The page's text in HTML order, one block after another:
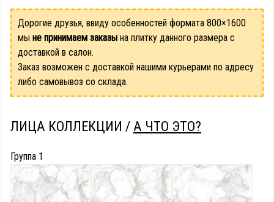
Дорогие друзья, ввиду особенностей формата 800×1600
мы не принимаем заказы на плитку данного размера с
доставкой в салон.
Заказ возможен с доставкой нашими курьерами по адресу
либо самовывоз со склада.
ЛИЦА КОЛЛЕКЦИИ / А ЧТО ЭТО?
Группа 1